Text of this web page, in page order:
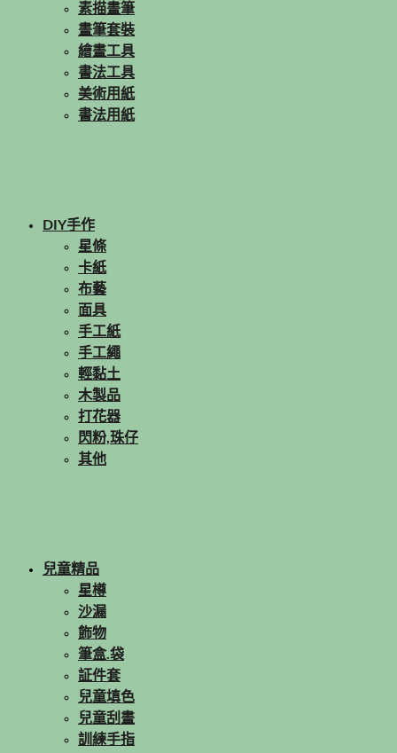
素描畫筆
畫筆套裝
繪畫工具
書法工具
美術用紙
書法用紙
DIY手作
星條
卡紙
布藝
面具
手工紙
手工繩
輕黏土
木製品
打花器
閃粉,珠仔
其他
兒童精品
星樽
沙漏
飾物
筆盒.袋
証件套
兒童填色
兒童刮畫
訓練手指